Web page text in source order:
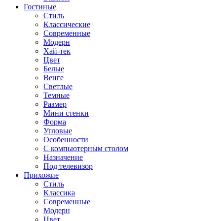
Гостиные
Стиль
Классические
Современные
Модерн
Хай-тек
Цвет
Белые
Венге
Светлые
Темные
Размер
Мини стенки
Форма
Угловые
Особенности
С компьютерным столом
Назначение
Под телевизор
Прихожие
Стиль
Классика
Современные
Модерн
Цвет